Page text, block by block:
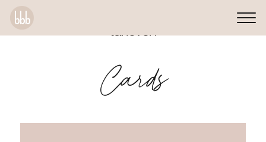
Cards